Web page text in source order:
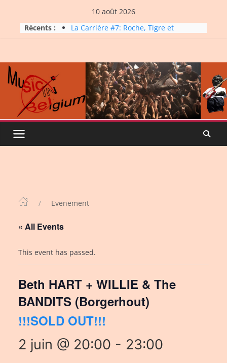
content
10 août 2026
Récents :
La Carrière #7: Roche, Tigre et
Micro Festival #16, maxi line-
Dynatop3 – 26 juillet 2026
Evenement
« All Events
This event has passed.
Beth HART + WILLIE & The
BANDITS (Borgerhout)
!!!SOLD OUT!!!
2 juin @ 20:00 - 23:00